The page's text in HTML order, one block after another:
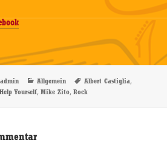
Autor
admin Kategorien
Allgemein Schlagwörter
Albert Castiglia,
Help Yourself,Mike Zito,Rock